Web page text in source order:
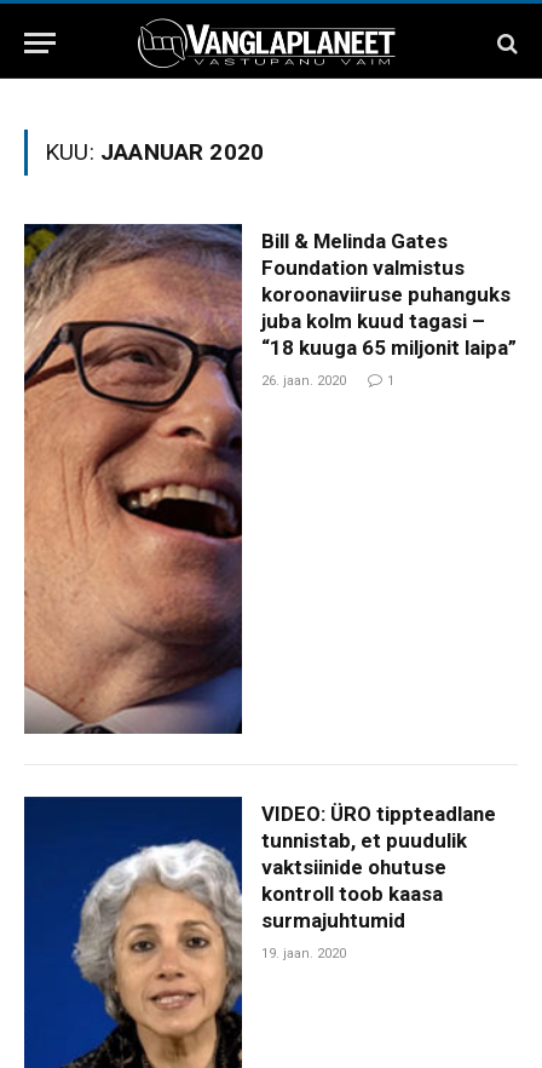
KUU: JAANUAR 2020
Bill & Melinda Gates
Foundation valmistus
koroonaviiruse puhanguks
juba kolm kuud tagasi –
“18 kuuga 65 miljonit laipa”
26. jaan. 2020 1
VIDEO: ÜRO tippteadlane
tunnistab, et puudulik
vaktsiinide ohutuse
kontroll toob kaasa
surmajuhtumid
19. jaan. 2020